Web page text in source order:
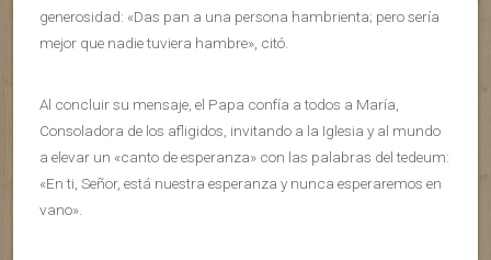
generosidad: «Das pan a una persona hambrienta; pero sería
mejor que nadie tuviera hambre», citó.
Al concluir su mensaje, el Papa confía a todos a María,
Consoladora de los afligidos, invitando a la Iglesia y al mundo
a elevar un «canto de esperanza» con las palabras del tedeum:
«En ti, Señor, está nuestra esperanza y nunca esperaremos en
vano».